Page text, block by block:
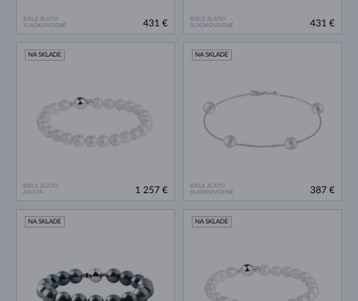
BIELE ZLATO
SLADKOVODNÉ
431 €
BIELE ZLATO
SLADKOVODNÉ
431 €
BIELE ZLATO
AKOYA
NA SKLADE
1 257 €
BIELE ZLATO
SLADKOVODNÉ
NA SKLADE
387 €
NA SKLADE NA SKLADE